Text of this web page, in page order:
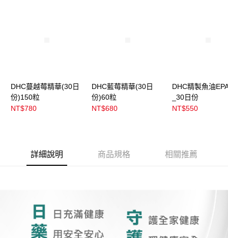
DHC蔓越莓精華(30日
份)150粒
NT$780
DHC藍莓精華(30日
份)60粒
NT$680
DHC精製魚油
_30日份
NT$550
詳細說明 商品規格 相關推薦